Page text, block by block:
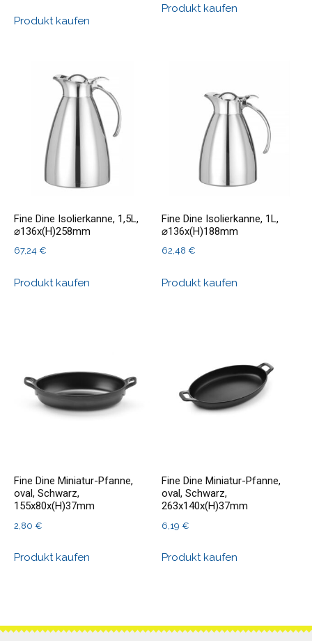
war:
Produkt kaufen
Produkt kaufen
Fine Dine Isolierkanne, 1,5L,
⌀136x(H)258mm
67,24 €
Produkt kaufen
Fine Dine Isolierkanne, 1L,
⌀136x(H)188mm
62,48€
Produkt kaufen
Fine Dine Miniatur-Pfanne,
oval, Schwarz,
155x80x(H)37mm
2,80 €
Produkt kaufen
Fine Dine Miniatur-Pfanne,
oval, Schwarz,
263x140x(H)37mm
6,19€
Produkt kaufen